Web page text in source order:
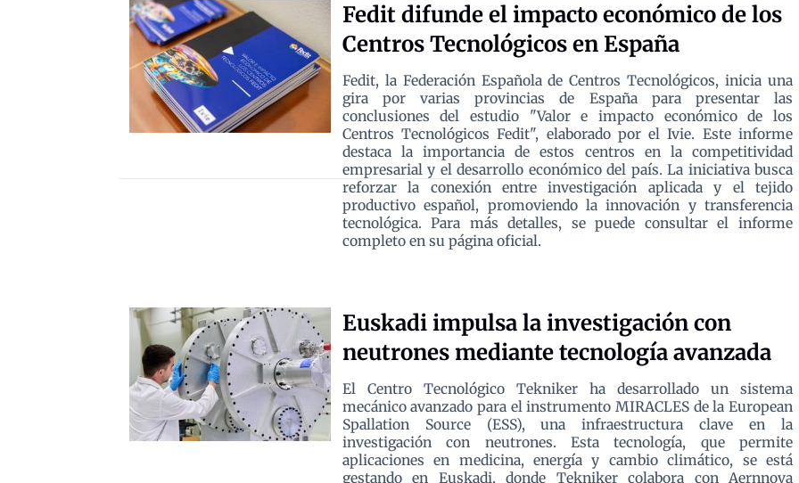
Fedit difunde el impacto económico de los
Centros Tecnológicos en España
Fedit, la Federación Española de Centros Tecnológicos, inicia una
gira por varias provincias de España para presentar las
conclusiones del estudio "Valor e impacto económico de los
Centros Tecnológicos Fedit", elaborado por el Ivie. Este informe
destaca la importancia de estos centros en la competitividad
empresarial y el desarrollo económico del país. La iniciativa busca
reforzar la conexión entre investigación aplicada y el tejido
productivo español, promoviendo la innovación y transferencia
tecnológica. Para más detalles, se puede consultar el informe
completo en su página oficial.
Euskadi impulsa la investigación con
neutrones mediante tecnología avanzada
El Centro Tecnológico Tekniker ha desarrollado un sistema
mecánico avanzado para el instrumento MIRACLES de la European
Spallation Source (ESS), una infraestructura clave en la
investigación con neutrones. Esta tecnología, que permite
aplicaciones en medicina, energía y cambio climático, se está
gestando en Euskadi, donde Tekniker colabora con Aernnova